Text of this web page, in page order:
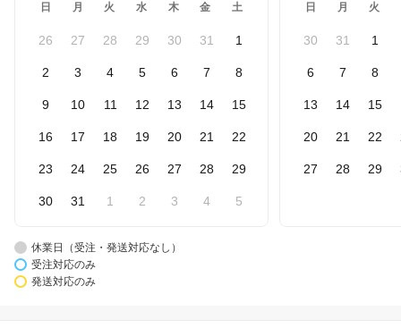
日 月 火 水 木 金 土
26 27 28 29 30 31 1
2 3 4 5 6 7 8
9 10 11 12 13 14 15
16 17 18 19 20 21 22
23 24 25 26 27 28 29
30 31 1 2 3 4 5
日 月 火
30 31 1
6 7 8
13 14 15
20 21 22
27 28 29
休業日（受注・発送対応なし）
受注対応のみ
発送対応のみ